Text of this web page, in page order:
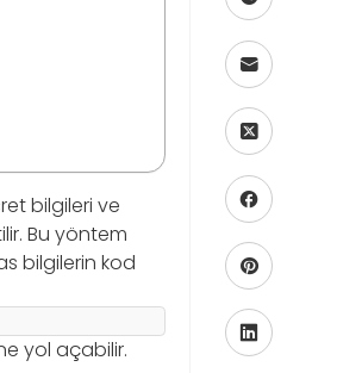
bilgileri ve
Bu yöntem
bilgilerin kod
yol açabilir.